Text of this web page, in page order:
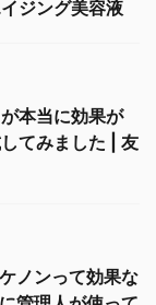
ジング美容液
本当に効果が
てみました | 友
ノンって効果な